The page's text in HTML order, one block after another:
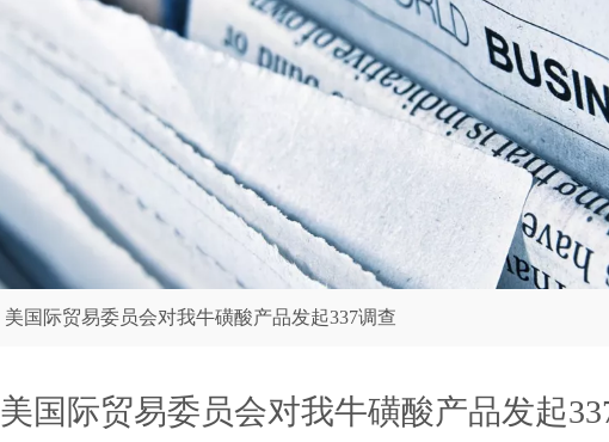
美国际贸易委员会对我牛磺酸产品发起337调查
美国际贸易委员会对我牛磺酸产品发起